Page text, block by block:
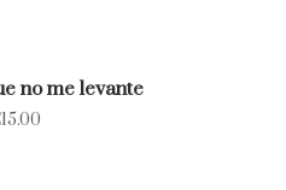
no me levante
15.00